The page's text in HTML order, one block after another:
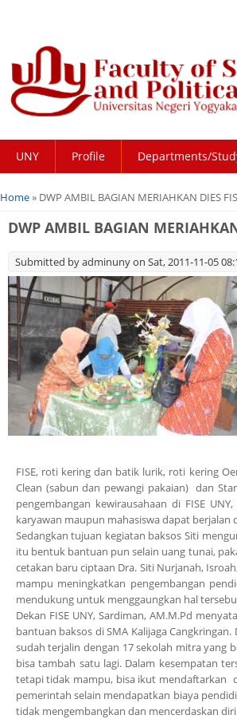
UNY Profile Departments/
You are here
Home» DWP AMBIL BAGIAN MERIAHKAN DIES
DWP AMBIL BAGIAN
Submitted byadminunyon Sat, 2011-11-05
FISE, roti kering dan batik lurik, roti kering
Clean (sabun dan pewangi pakaian) dan
pengembangan kewirausahaan di FISE
karyawan maupun mahasiswa dapat berjalan
Sedangkan tujuan kegiatan baksos Siti
itu bentuk bantuan pun selain uang tunai,
cetakan baru ciptaan Dra. Siti Nurjanah,
mampu meningkatkan pengembangan
mendukung untuk menggaungkan hal
Dekan FISE UNY, Sardiman, AM.M.Pd
bantuan baksos di SMA Kalijaga
sudah terjalin dengan 17 sekolah mitra yang
bisa tambah satu lagi. Dalam kesempatan
tetapi tidak mampu, bisa ikut mendaftarkan
pemerintah selain mendapatkan biaya
tidak mengembangkan dan mencerdaskan